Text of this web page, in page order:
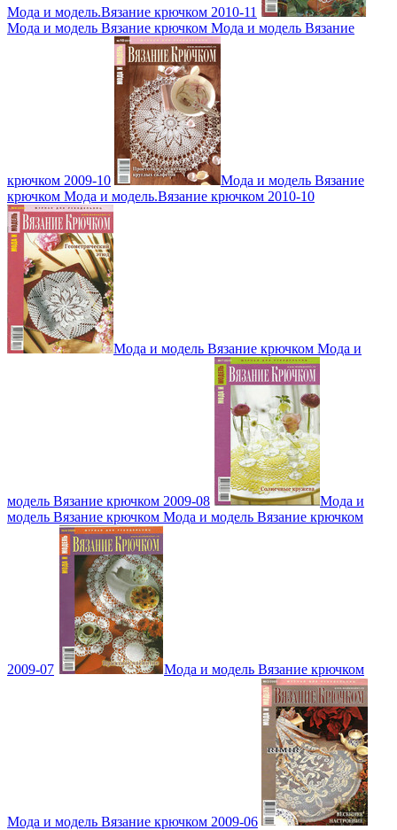
Мода и модель.Вязание крючком 2010-11
Мода и модель Вязание крючком Мода и модель Вязание
крючком 2009-10
Мода и модель Вязание
крючком Мода и модель.Вязание крючком 2010-10
Мода и модель Вязание крючком Мода и
модель Вязание крючком 2009-08
Мода и
модель Вязание крючком Мода и модель Вязание крючком
2009-07 Мода и модель Вязание крючком
Мода и модель Вязание крючком 2009-06